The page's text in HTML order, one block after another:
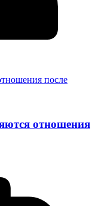
отношения